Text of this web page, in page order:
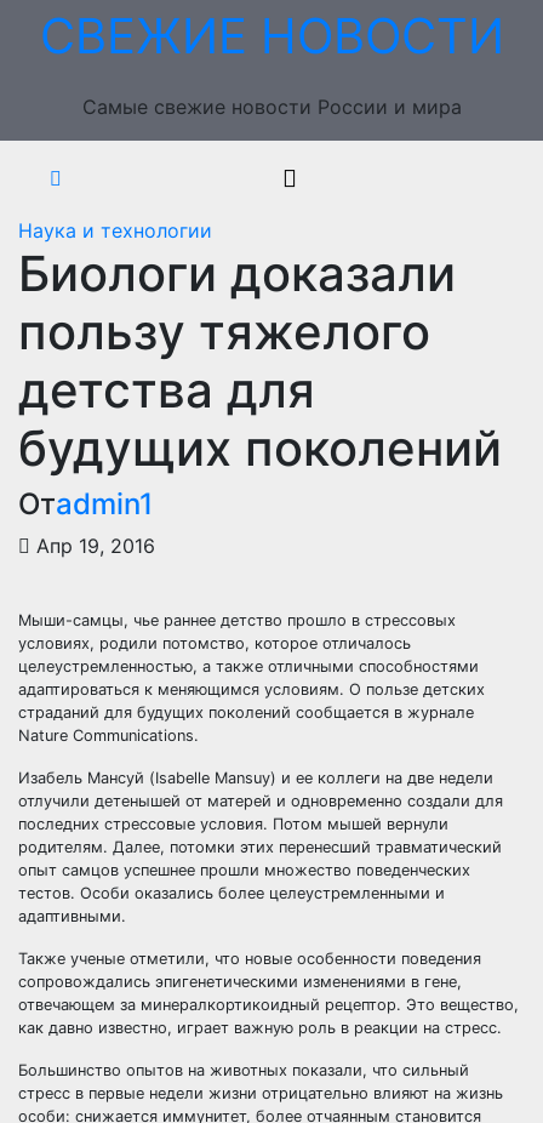
ПерейтиСВЕЖИЕ НОВОСТИ
Самые свежие новости России и мира
Наука и технологии
Биологи доказали
пользу тяжелого
детства для
будущих поколений
Отadmin1
Апр 19, 2016
Мыши-самцы, чье раннее детство прошло в стрессовых
условиях, родили потомство, которое отличалось
целеустремленностью, а также отличными способностями
адаптироваться к меняющимся условиям. О пользе детских
страданий для будущих поколений сообщается в журнале
Nature Communications.
Изабель Мансуй (Isabelle Mansuy) и ее коллеги на две недели
отлучили детенышей от матерей и одновременно создали для
последних стрессовые условия. Потом мышей вернули
родителям. Далее, потомки этих перенесший травматический
опыт самцов успешнее прошли множество поведенческих
тестов. Особи оказались более целеустремленными и
адаптивными.
Также ученые отметили, что новые особенности поведения
сопровождались эпигенетическими изменениями в гене,
отвечающем за минералкортикоидный рецептор. Это вещество,
как давно известно, играет важную роль в реакции на стресс.
Большинство опытов на животных показали, что сильный
стресс в первые недели жизни отрицательно влияют на жизнь
особи: снижается иммунитет, более отчаянным становится